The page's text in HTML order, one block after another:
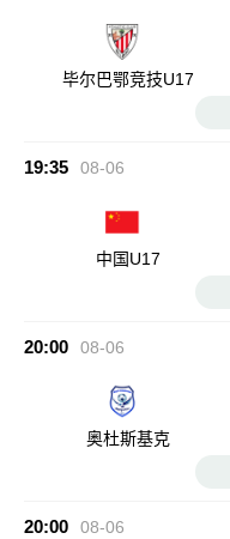
毕尔巴鄂竞技U17
19:35 08-06
中国U17
20:00 08-06
奥杜斯基克
20:00 08-06